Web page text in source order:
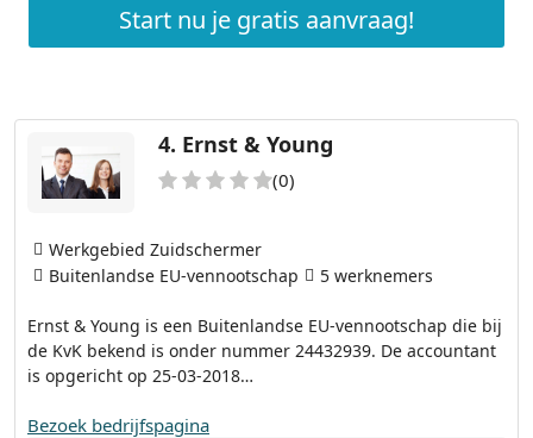
Start nu je gratis aanvraag!
4. Ernst & Young
(0)
Ernst & Young is een Buitenlandse EU-vennootschap die bij
de KvK bekend is onder nummer 24432939. De accountant
is opgericht op 25-03-2018…
Werkgebied Zuidschermer
Buitenlandse EU-vennootschap
5 werknemers
Bezoek bedrijfspagina